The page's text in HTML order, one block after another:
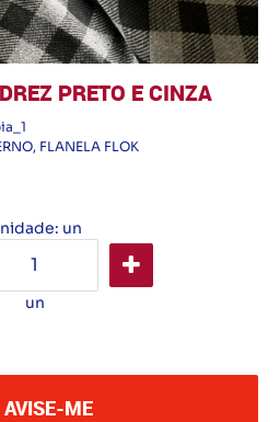
PRETO E CINZA
, FLANELA FLOK
un
un
AVISE-ME